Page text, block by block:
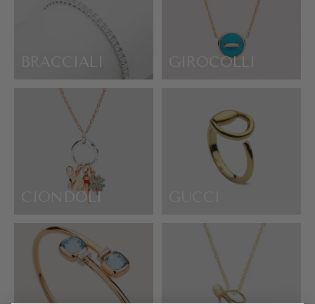
BRACCIALI GIROCOLLI
CIONDOLI